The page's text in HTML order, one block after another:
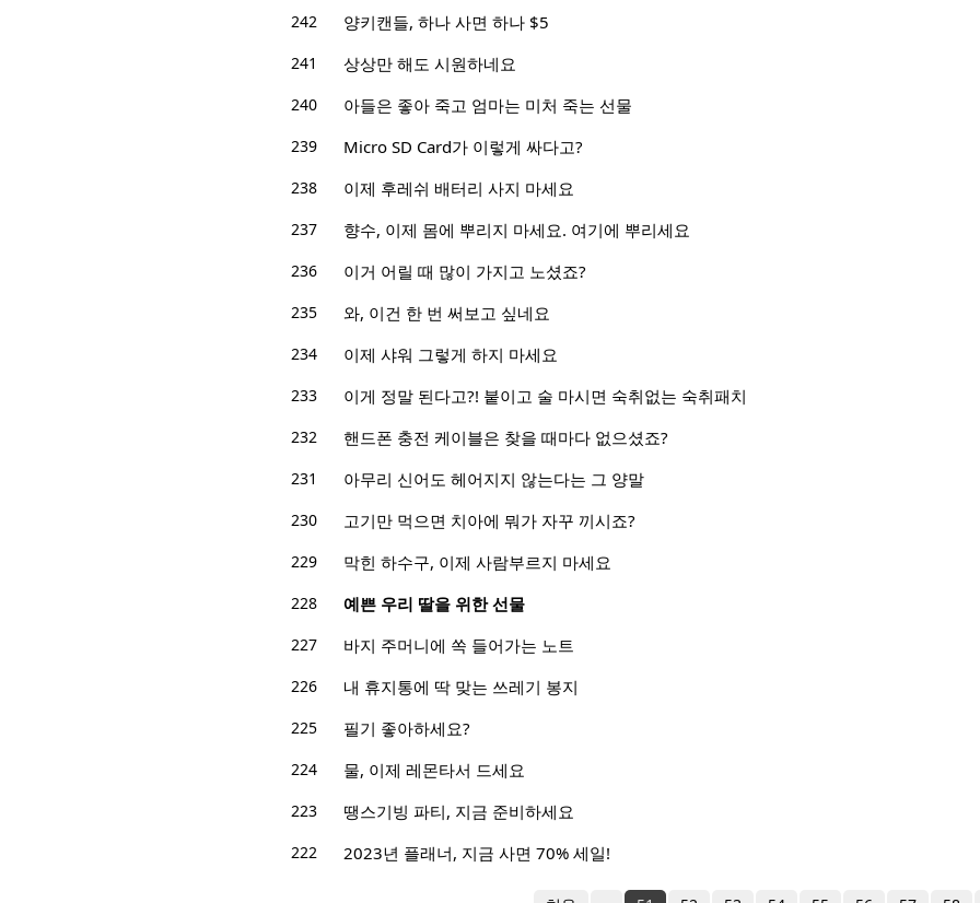
242 양키캔들, 하나 사면 하나 $5
241 상상만 해도 시원하네요
240 아들은 좋아 죽고 엄마는 미처 죽는 선물
239 Micro SD Card가 이렇게 싸다고?
238 이제 후레쉬 배터리 사지 마세요
237 향수, 이제 몸에 뿌리지 마세요. 여기에 뿌리세요
236 이거 어릴 때 많이 가지고 노셨죠?
235 와, 이건 한 번 써보고 싶네요
234 이제 샤워 그렇게 하지 마세요
233 이게 정말 된다고?! 붙이고 술 마시면 숙취없는 숙취패치
232 핸드폰 충전 케이블은 찾을 때마다 없으셨죠?
231 아무리 신어도 헤어지지 않는다는 그 양말
230 고기만 먹으면 치아에 뭐가 자꾸 끼시죠?
229 막힌 하수구, 이제 사람부르지 마세요
228 예쁜 우리 딸을 위한 선물
227 바지 주머니에 쏙 들어가는 노트
226 내 휴지통에 딱 맞는 쓰레기 봉지
225 필기 좋아하세요?
224 물, 이제 레몬타서 드세요
223 땡스기빙 파티, 지금 준비하세요
222 2023년 플래너, 지금 사면 70% 세일!